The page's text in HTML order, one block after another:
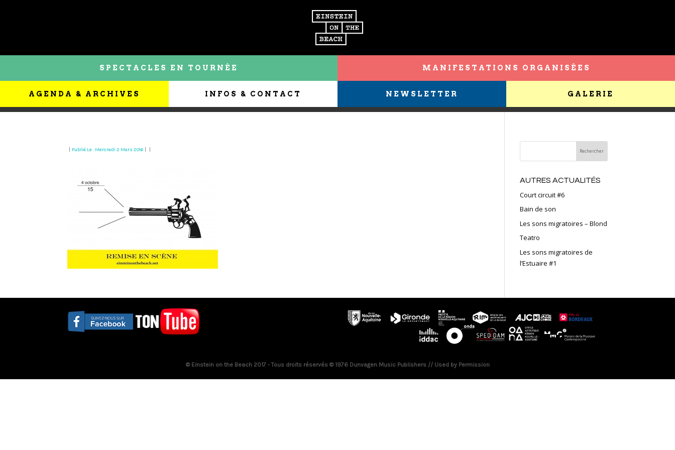
SPECTACLES EN TOURNÉE MANIFESTATIONS ORGANISÉES
AGENDA & ARCHIVES INFOS & CONTACT NEWSLETTER GALERIE
Publié Le : Mercredi 2 Mars 2016
AUTRES ACTUALITÉS
Court circuit #6
Bain de son
Les sons migratoires – Blond
Teatro
Les sons migratoires de
l’Estuaire #1
© Einstein on the Beach 2017 - Tous droits réservés © 1976 Dunvagen Music Publishers // Used by Permission